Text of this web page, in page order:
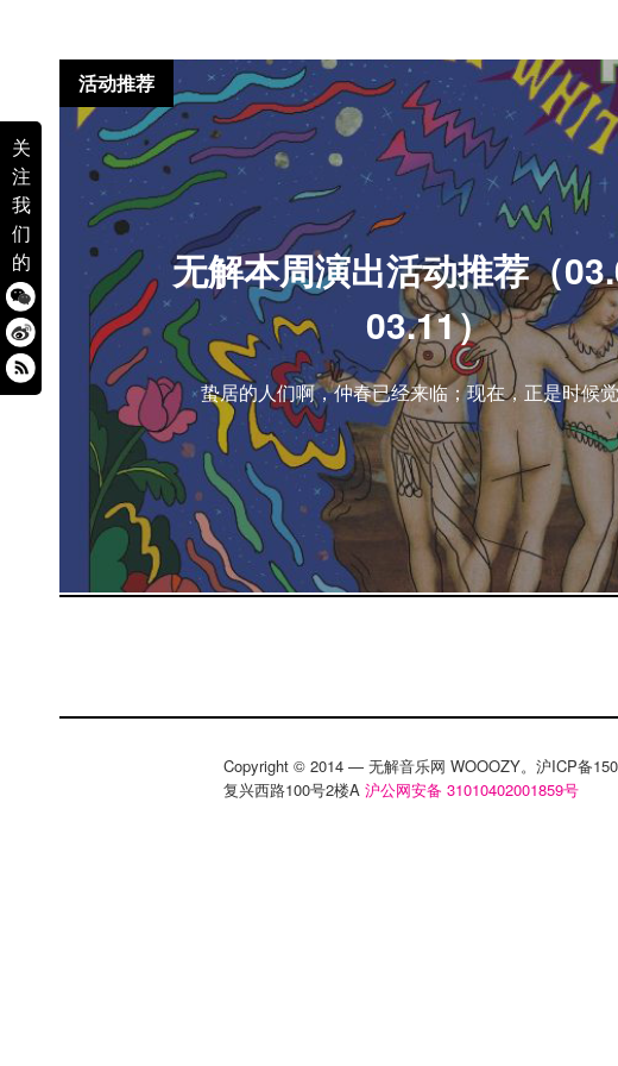
关
注
我
们
的
无解本周演出活动推荐（
03.11）
蛰居的人们啊，仲春已经来临；现在，正是时候
活动推荐
Copyright © 2014 — 无解音乐网 WOOOZY。沪ICP备
复兴西路100号2楼A 沪公网安备 31010402001859号